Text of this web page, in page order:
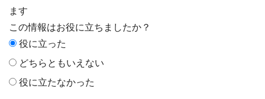
ます
この情報はお役に立ちましたか？
役に立った
どちらともいえない
役に立たなかった